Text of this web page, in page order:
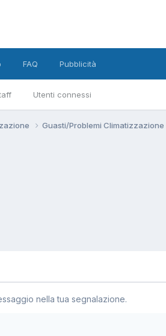
Utenti connessi
FAQ Pubblicità
Guasti/Problemi Climatizzazione
nella tua segnalazione.